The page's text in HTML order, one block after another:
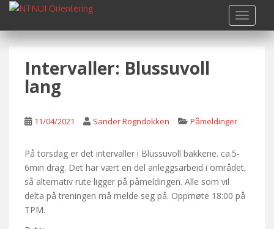
i
Intervaller: Blussuvoll
lang
11/04/2021 Sander Rogndokken Påmeldinger
På torsdag er det intervaller i Blussuvoll bakkene. ca.5-
6min drag. Det har vært en del anleggsarbeid i området,
så alternativ rute ligger på påmeldingen. Alle som vil
delta på treningen må melde seg på. Oppmøte 18:00 på
TPM.